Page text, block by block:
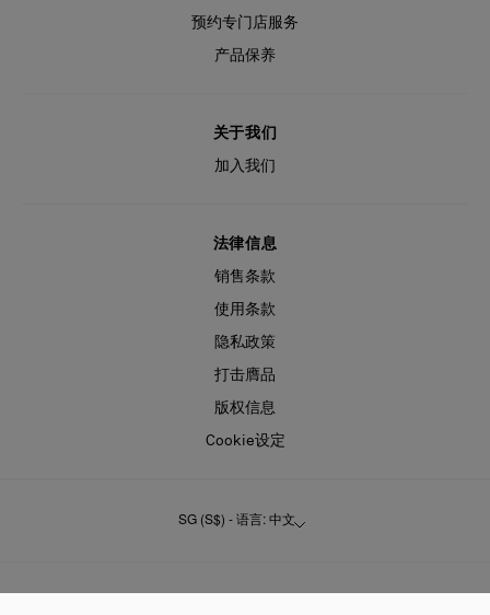
预约专门店服务
产品保养
关于我们
加入我们
法律信息
销售条款
使用条款
隐私政策
打击膺品
版权信息
Cookie设定
SG (S$) - 语言: 中文